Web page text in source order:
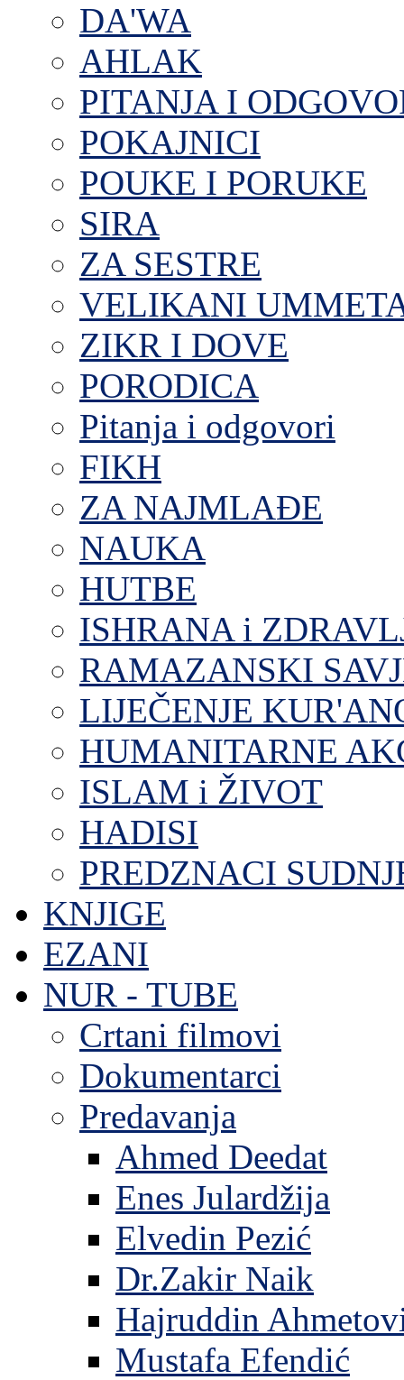
DA'WA
AHLAK
PITANJA I
POKAJNICI
POUKE I PORUKE
SIRA
ZA SESTRE
VELIKANI
ZIKR I DOVE
PORODICA
Pitanja i odgovori
FIKH
ZA NAJMLAĐE
NAUKA
HUTBE
ISHRANA i
RAMAZANSKI
LIJEČENJE
HUMANITARNE
ISLAM i ŽIVOT
HADISI
PREDZNACI
KNJIGE
EZANI
NUR - TUBE
Crtani filmovi
Dokumentarci
Predavanja
Ahmed Deedat
Enes Julardžija
Elvedin Pezić
Dr.Zakir Naik
Hajruddin
Mustafa Efendić